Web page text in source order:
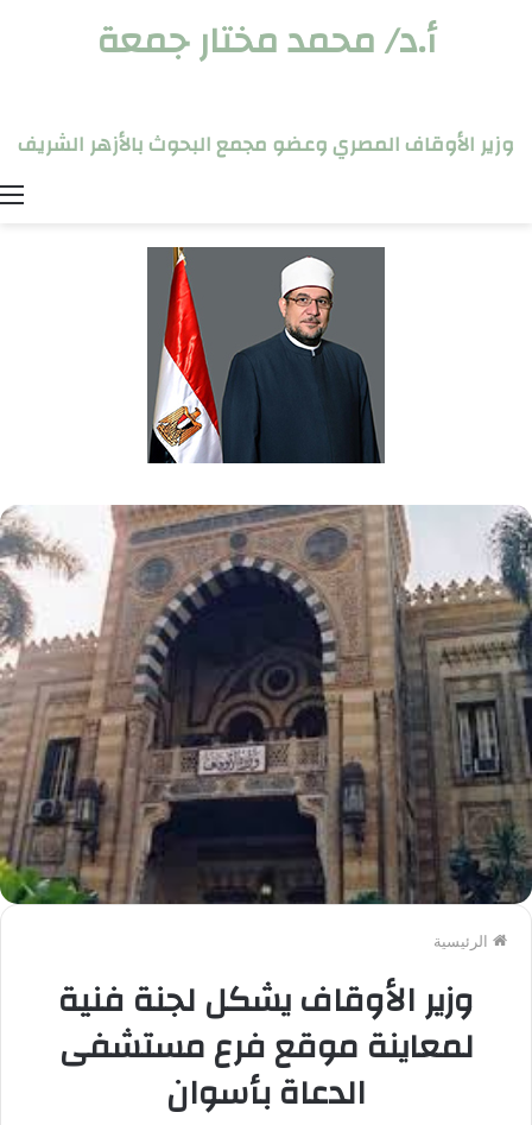
أ.د/ محمد مختار جمعة
وزير الأوقاف المصري وعضو مجمع البحوث بالأزهر الشريف
الرئيسية
وزير الأوقاف يشكل لجنة فنية
لمعاينة موقع فرع مستشفى
الدعاة بأسوان